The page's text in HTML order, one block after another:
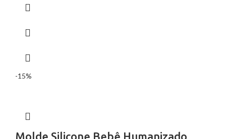
-15%
Molde Silicone Bebê Humanizado